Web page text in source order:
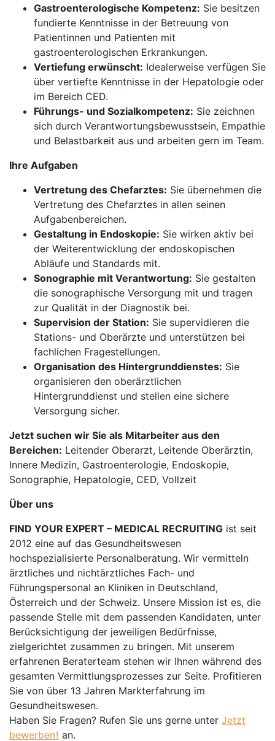
Gastroenterologische Kompetenz: Sie besitzen
fundierte Kenntnisse in der Betreuung von
Patientinnen und Patienten mit
gastroenterologischen Erkrankungen.
Vertiefung erwünscht: Idealerweise verfügen Sie
über vertiefte Kenntnisse in der Hepatologie oder
im Bereich CED.
Führungs- und Sozialkompetenz: Sie zeichnen
sich durch Verantwortungsbewusstsein, Empathie
und Belastbarkeit aus und arbeiten gern im Team.
Ihre Aufgaben
Vertretung des Chefarztes: Sie übernehmen die
Vertretung des Chefarztes in allen seinen
Aufgabenbereichen.
Gestaltung in Endoskopie: Sie wirken aktiv bei
der Weiterentwicklung der endoskopischen
Abläufe und Standards mit.
Sonographie mit Verantwortung: Sie gestalten
die sonographische Versorgung mit und tragen
zur Qualität in der Diagnostik bei.
Supervision der Station: Sie supervidieren die
Stations- und Oberärzte und unterstützen bei
fachlichen Fragestellungen.
Organisation des Hintergrunddienstes: Sie
organisieren den oberärztlichen
Hintergrunddienst und stellen eine sichere
Versorgung sicher.
Jetzt suchen wir Sie als Mitarbeiter aus den
Bereichen: Leitender Oberarzt, Leitende Oberärztin,
Innere Medizin, Gastroenterologie, Endoskopie,
Sonographie, Hepatologie, CED, Vollzeit
Über uns
FIND YOUR EXPERT – MEDICAL RECRUITING ist seit
2012 eine auf das Gesundheitswesen
hochspezialisierte Personalberatung. Wir vermitteln
ärztliches und nichtärztliches Fach- und
Führungspersonal an Kliniken in Deutschland,
Österreich und der Schweiz. Unsere Mission ist es, die
passende Stelle mit dem passenden Kandidaten, unter
Berücksichtigung der jeweiligen Bedürfnisse,
zielgerichtet zusammen zu bringen. Mit unserem
erfahrenen Beraterteam stehen wir Ihnen während des
gesamten Vermittlungsprozesses zur Seite. Profitieren
Sie von über 13 Jahren Markterfahrung im
Gesundheitswesen.
Haben Sie Fragen? Rufen Sie uns gerne unter Jetzt
bewerben! an.